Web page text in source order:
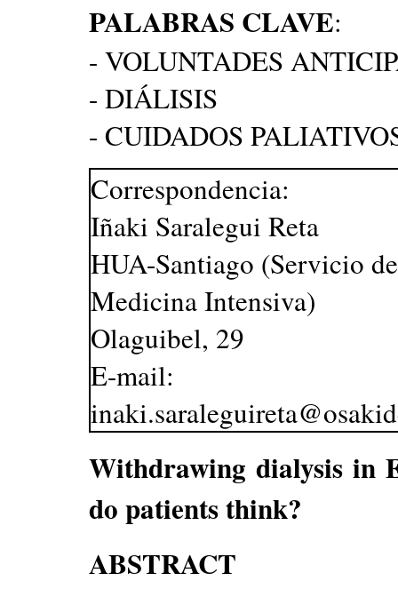
PALABRAS CLAVE:
- VOLUNTADES
- DIÁLISIS
- CUIDADOS
Correspondencia:
Iñaki Saralegui Reta
HUA-Santiago (Servicio de
Medicina Intensiva)
Olaguibel, 29
E-mail:
Withdrawing dialysis in
do patients think?
ABSTRACT